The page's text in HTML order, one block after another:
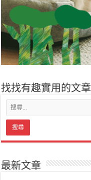
找找有趣實用的文章
最新文章